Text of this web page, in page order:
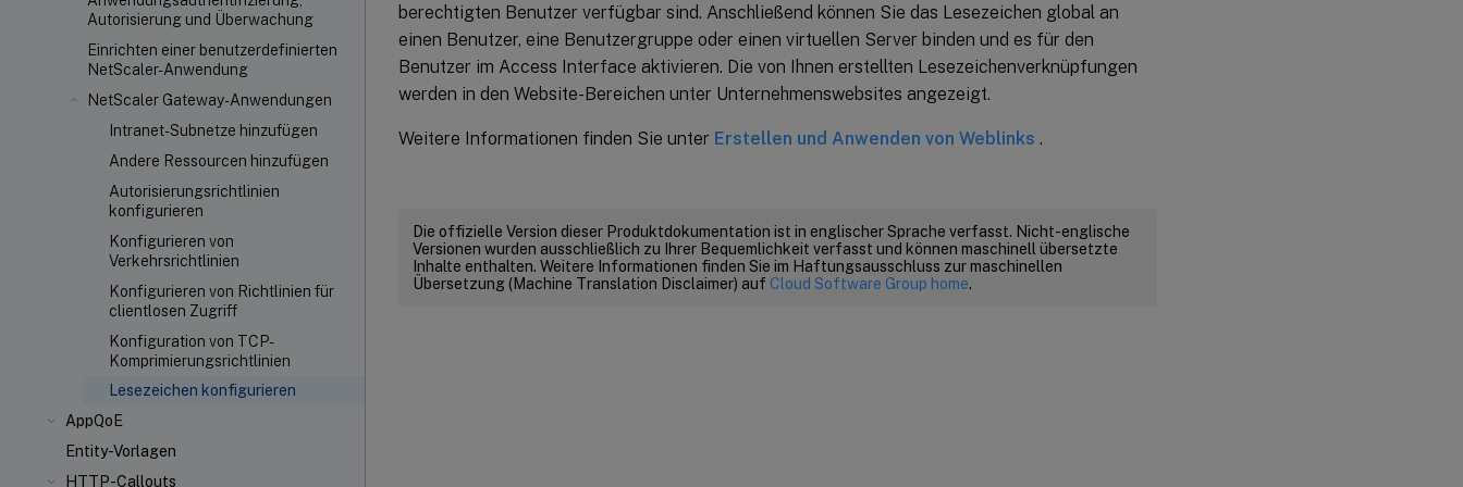
Autorisierung und Überwachung
Einrichten einer benutzerdefinierten
NetScaler-Anwendung
NetScaler Gateway-Anwendungen
Intranet-Subnetze hinzufügen
Andere Ressourcen hinzufügen
Autorisierungsrichtlinien
konfigurieren
Konfigurieren von
Verkehrsrichtlinien
Konfigurieren von Richtlinien für
clientlosen Zugriff
Konfiguration von TCP-
Komprimierungsrichtlinien
Lesezeichen konfigurieren
AppQoE
Entity-Vorlagen
HTTP-Callouts
berechtigten Benutzer verfügbar sind. Anschließend können Sie das Lesezeichen global an
einen Benutzer, eine Benutzergruppe oder einen virtuellen Server binden und es für den
Benutzer im Access Interface aktivieren. Die von Ihnen erstellten Lesezeichenverknüpfungen
werden in den Website-Bereichen unter Unternehmenswebsites angezeigt.
Weitere Informationen finden Sie unter Erstellen und Anwenden von Weblinks .
Die offizielle Version dieser Produktdokumentation ist in englischer Sprache verfasst. Nicht-englische
Versionen wurden ausschließlich zu Ihrer Bequemlichkeit verfasst und können maschinell übersetzte
Inhalte enthalten. Weitere Informationen finden Sie im Haftungsausschluss zur maschinellen
Übersetzung (Machine Translation Disclaimer) auf Cloud Software Group home.